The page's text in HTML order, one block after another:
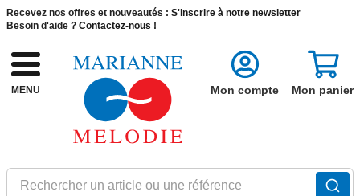
Recevez nos offres et nouveautés : S'inscrire à notre newsletter
Besoin d'aide ? Contactez-nous !
MENU
Rechercher un article ou une référence
Mon compte Mon panier